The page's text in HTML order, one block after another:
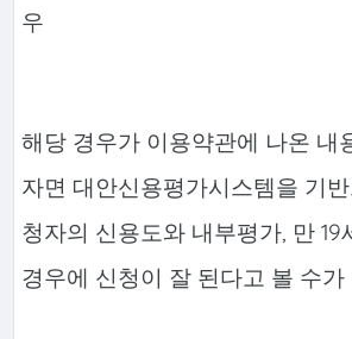
우
해당 경우가 이용약관에 나온 내
자면 대안신용평가시스템을 기
청자의 신용도와 내부평가, 만 19
경우에 신청이 잘 된다고 볼 수가